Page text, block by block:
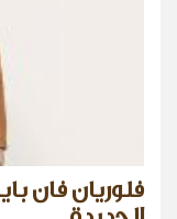
فلوريان فان